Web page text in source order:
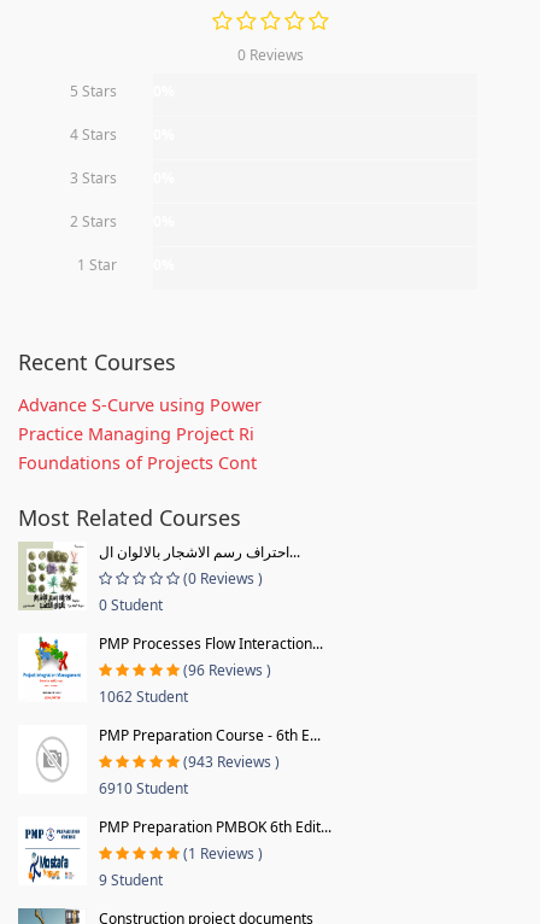
0 Reviews
5 Stars
4 Stars
3 Stars
2 Stars
1 Star
Recent Courses
Advance S-Curve using Power
Practice Managing Project Ri
Foundations of Projects Cont
Most Related Courses
احتراف رسم الاشجار بالالوان ال...
(0 Reviews )
0 Student
PMP Processes Flow Interaction...
(96 Reviews )
1062 Student
PMP Preparation Course - 6th E...
(943 Reviews )
6910 Student
PMP Preparation PMBOK 6th Edit...
(1 Reviews )
9 Student
Construction project documents